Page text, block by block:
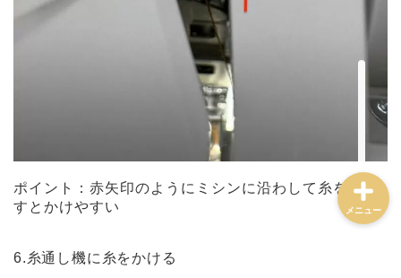
ポイント：赤矢印のようにミシンに沿わして糸を動か
すとかけやすい
6.糸通し機に糸をかける
メニュー
ミシンの使い方・道具
ハンドメイド実践・販売